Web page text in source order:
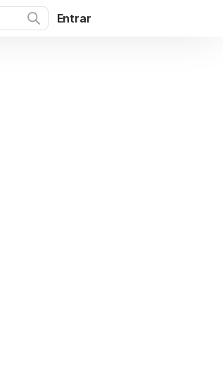
Entrar